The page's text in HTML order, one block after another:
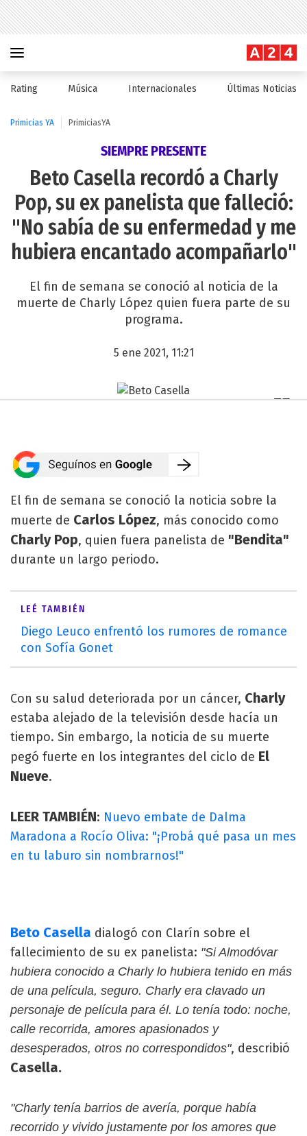
Rating Música Internacionales Últimas Noticias
Primicias YA PrimiciasYA
SIEMPRE PRESENTE
Beto Casella recordó a Charly
Pop, su ex panelista que falleció:
"No sabía de su enfermedad y me
hubiera encantado acompañarlo"
El fin de semana se conoció al noticia de la
muerte de Charly López quien fuera parte de su
programa.
5 ene 2021, 11:21
El fin de semana se conoció la noticia sobre la
muerte de Carlos López, más conocido como
Charly Pop, quien fuera panelista de "Bendita"
durante un largo periodo.
LEÉ TAMBIÉN
Diego Leuco enfrentó los rumores de romance
con Sofía Gonet
Con su salud deteriorada por un cáncer, Charly
estaba alejado de la televisión desde hacía un
tiempo. Sin embargo, la noticia de su muerte
pegó fuerte en los integrantes del ciclo de El
Nueve.
LEER TAMBIÉN: Nuevo embate de Dalma
Maradona a Rocío Oliva: "¡Probá qué pasa un mes
en tu laburo sin nombrarnos!"
Beto Casella dialogó con Clarín sobre el
fallecimiento de su ex panelista: "Si Almodóvar
hubiera conocido a Charly lo hubiera tenido en más
de una película, seguro. Charly era clavado un
personaje de película para él. Lo tenía todo: noche,
calle recorrida, amores apasionados y
desesperados, otros no correspondidos", describió
Casella.
"Charly tenía barrios de avería, porque había
recorrido y vivido justamente por los amores que